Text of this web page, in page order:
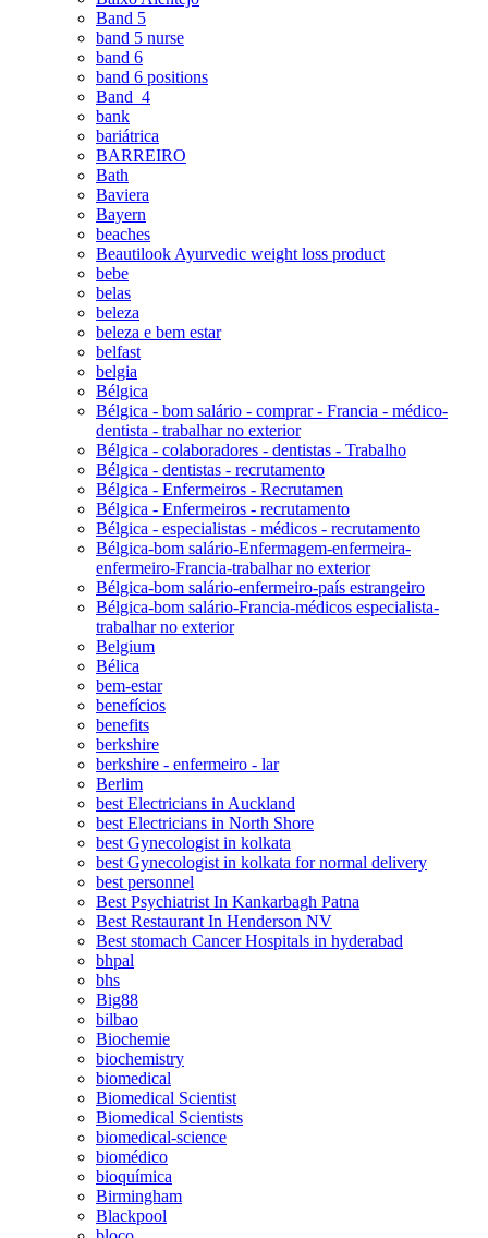
Band 5
band 5 nurse
band 6
band 6 positions
Band_4
bank
bariátrica
BARREIRO
Bath
Baviera
Bayern
beaches
Beautilook Ayurvedic weight loss product
bebe
belas
beleza
beleza e bem estar
belfast
belgia
Bélgica
Bélgica - bom salário - comprar - Francia - médico-
dentista - trabalhar no exterior
Bélgica - colaboradores - dentistas - Trabalho
Bélgica - dentistas - recrutamento
Bélgica - Enfermeiros - Recrutamen
Bélgica - Enfermeiros - recrutamento
Bélgica - especialistas - médicos - recrutamento
Bélgica-bom salário-Enfermagem-enfermeira-
enfermeiro-Francia-trabalhar no exterior
Bélgica-bom salário-enfermeiro-país estrangeiro
Bélgica-bom salário-Francia-médicos especialista-
trabalhar no exterior
Belgium
Bélica
bem-estar
benefícios
benefits
berkshire
berkshire - enfermeiro - lar
Berlim
best Electricians in Auckland
best Electricians in North Shore
best Gynecologist in kolkata
best Gynecologist in kolkata for normal delivery
best personnel
Best Psychiatrist In Kankarbagh Patna
Best Restaurant In Henderson NV
Best stomach Cancer Hospitals in hyderabad
bhpal
bhs
Big88
bilbao
Biochemie
biochemistry
biomedical
Biomedical Scientist
Biomedical Scientists
biomedical-science
biomédico
bioquímica
Birmingham
Blackpool